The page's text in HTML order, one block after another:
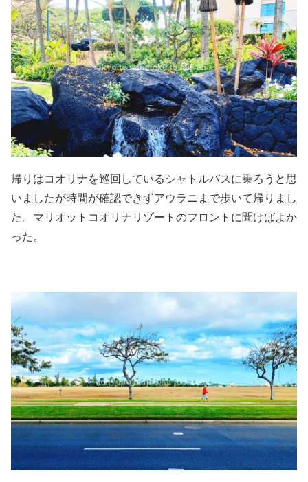
帰りはコオリナを巡回しているシャトルバスに乗ろうと思
いましたが時間が確認できずアウラニまで歩いて帰りまし
た。マリオットコオリナリゾートのフロントに聞けばよか
った。